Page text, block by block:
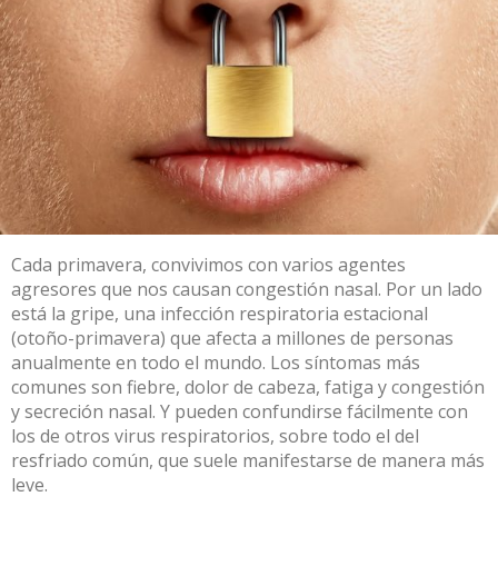
Cada primavera, convivimos con varios agentes
agresores que nos causan congestión nasal. Por un lado
está la gripe, una infección respiratoria estacional
(otoño-primavera) que afecta a millones de personas
anualmente en todo el mundo. Los síntomas más
comunes son fiebre, dolor de cabeza, fatiga y congestión
y secreción nasal. Y pueden confundirse fácilmente con
los de otros virus respiratorios, sobre todo el del
resfriado común, que suele manifestarse de manera más
leve.